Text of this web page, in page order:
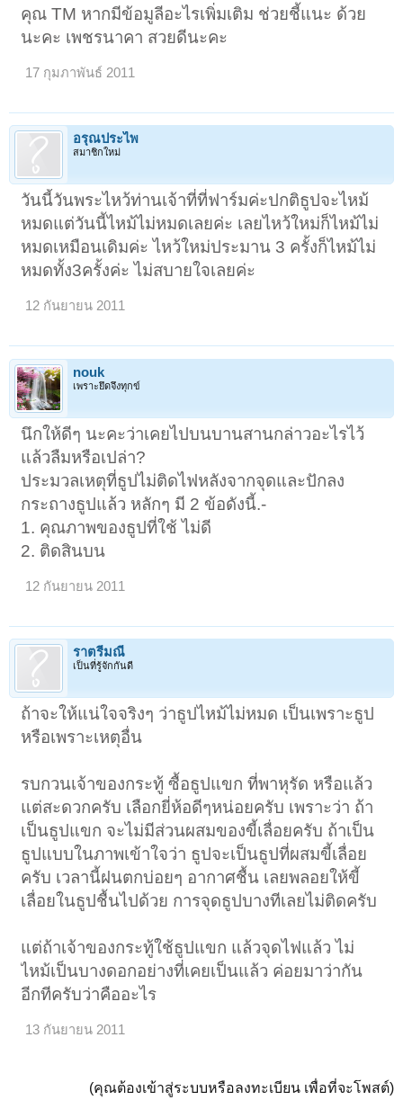
คุณ TM หากมีข้อมูลีอะไรเพิ่มเติม ช่วยชี้แนะ ด้วย
นะคะ เพชรนาคา สวยดีนะคะ
17 กุมภาพันธ์ 2011
อรุณประไพ
สมาชิกใหม่
วันนี้วันพระไหว้ท่านเจ้าที่ที่ฟาร์มค่ะปกติธูปจะไหม้
หมดแต่วันนี้ไหม้ไม่หมดเลยค่ะ เลยไหว้ใหม่ก็ไหม้ไม่
หมดเหมือนเดิมค่ะ ไหว้ใหม่ประมาน 3 ครั้งก็ไหม้ไม่
หมดทั้ง3ครั้งค่ะ ไม่สบายใจเลยค่ะ
12 กันยายน 2011
nouk
เพราะยึดจึงทุกข์
นึกให้ดีๆ นะคะว่าเคยไปบนบานสานกล่าวอะไรไว้
แล้วลืมหรือเปล่า?
ประมวลเหตุที่ธูปไม่ติดไฟหลังจากจุดและปักลง
กระถางธูปแล้ว หลักๆ มี 2 ข้อดังนี้.-
1. คุณภาพของธูปที่ใช้ ไม่ดี
2. ติดสินบน
12 กันยายน 2011
ราตรีมณี
เป็นที่รู้จักกันดี
ถ้าจะให้แน่ใจจริงๆ ว่าธูปไหม้ไม่หมด เป็นเพราะธูป
หรือเพราะเหตุอื่น
รบกวนเจ้าของกระทู้ ซื้อธูปแขก ที่พาหุรัด หรือแล้ว
แต่สะดวกครับ เลือกยี่ห้อดีๆหน่อยครับ เพราะว่า ถ้า
เป็นธูปแขก จะไม่มีส่วนผสมของขี้เลื่อยครับ ถ้าเป็น
ธูปแบบในภาพเข้าใจว่า ธูปจะเป็นธูปที่ผสมขี้เลื่อย
ครับ เวลานี้ฝนตกบ่อยๆ อากาศชื้น เลยพลอยให้ขี้
เลื่อยในธูปชื้นไปด้วย การจุดธูปบางทีเลยไม่ติดครับ
แต่ถ้าเจ้าของกระทู้ใช้ธูปแขก แล้วจุดไฟแล้ว ไม่
ไหม้เป็นบางดอกอย่างที่เคยเป็นแล้ว ค่อยมาว่ากัน
อีกทีครับว่าคืออะไร
13 กันยายน 2011
(คุณต้องเข้าสู่ระบบหรือลงทะเบียน เพื่อที่จะโพสต์)